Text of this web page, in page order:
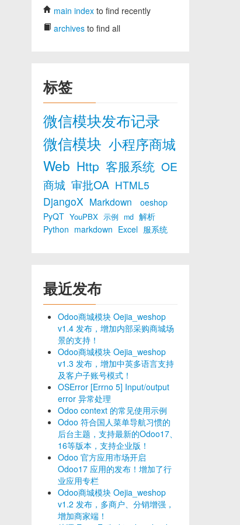
main index to find recently
archives to find all
标签
微信模块发布记录
微信模块 小程序商城
Web Http 客服系统 OE
商城 审批OA HTML5
DjangoX Markdown
oeshop
PyQT YouPBX 示例 md 解析
Python markdown Excel 服系统
最近发布
Odoo商城模块 Oejia_weshop
v1.4 发布，增加内部采购商城场
景的支持！
Odoo商城模块 Oejia_weshop
v1.3 发布，增加中英多语言支持
及客户子账号模式！
OSError [Errno 5] Input/output
error 异常处理
Odoo context 的常见使用示例
Odoo 符合国人菜单导航习惯的
后台主题，支持最新的Odoo17、
16等版本，支持企业版！
Odoo 官方应用市场开启
Odoo17 应用的发布！增加了行
业应用专栏
Odoo商城模块 Oejia_weshop
v1.2 发布，多商户、分销增强，
增加商家端！